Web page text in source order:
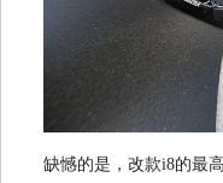
缺憾的是，改款i8的最